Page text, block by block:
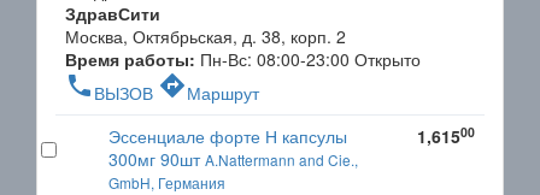
ЗдравСити
Москва, Октябрьская, д. 38, корп. 2
Время работы: Пн-Вс: 08:00-23:00 Открыто
phone ВЫЗОВ directionsМаршрут
Эссенциале форте Н капсулы
300мг 90штA.Nattermann and Cie.,
GmbH, Германия
1,61500